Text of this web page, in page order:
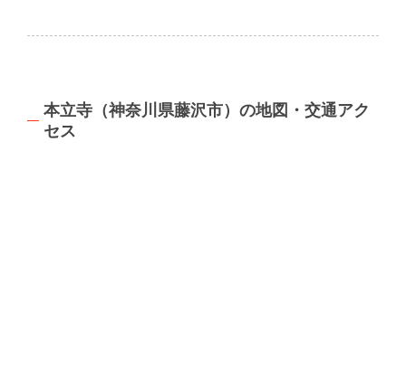
本立寺（神奈川県藤沢市）の地図・交通アク
セス